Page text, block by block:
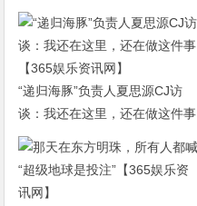
“递归海豚”负责人夏思源CJ访
谈：我还在这里，还在做这件事
【365娱乐资讯网】